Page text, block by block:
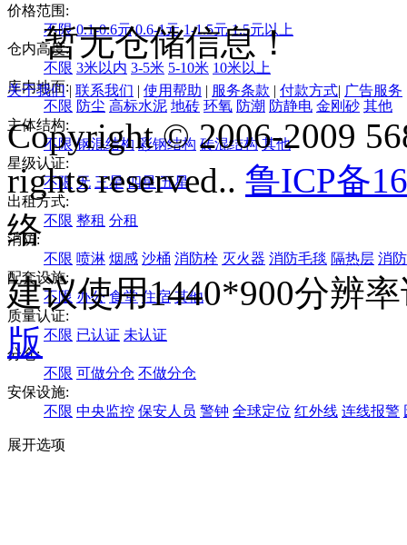
价格范围:
不限 0.1-0.6元 0.6-1元 1-1.5元 1.5元以上
仓内高度:
不限 3米以内 3-5米 5-10米 10米以上
库内地面:
不限 防尘 高标水泥 地砖 环氧 防潮 防静电 金刚砂 其他
主体结构:
不限 钢混结构 彩钢结构 砖混结构 其他
星级认证:
不限 无 三星 四星 五星
出租方式:
不限 整租 分租
消防:
不限 喷淋 烟感 沙桶 消防栓 灭火器 消防毛毯 隔热层 消
配套设施:
不限 办公 食堂 住宿 其他
质量认证:
不限 已认证 未认证
分仓:
不限 可做分仓 不做分仓
安保设施:
不限 中央监控 保安人员 警钟 全球定位 红外线 连线报警
展开选项
暂无仓储信息！
关于我们| 联系我们 | 使用帮助 | 服务条款 | 付款方式| 广告服务
Copyright © 2006-2009
rights reserved.. 鲁ICP备
络
建议使用1440*900分辨
版